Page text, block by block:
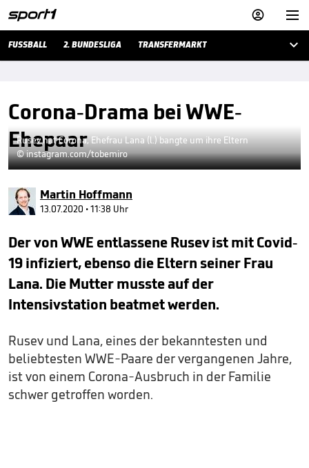


FUSSBALL 2. BUNDESLIGA TRANSFERMARKT 
Corona-Drama bei WWE-
Ehepaar
Rusev hat Corona, Ehefrau Lana (l.) bangte um ihre Eltern
© instagram.com/tobemiro
Martin Hoffmann
13.07.2020 • 11:38 Uhr
Der von WWE entlassene Rusev ist mit Covid-
19 infiziert, ebenso die Eltern seiner Frau
Lana. Die Mutter musste auf der
Intensivstation beatmet werden.
Rusev und Lana, eines der bekanntesten und
beliebtesten WWE-Paare der vergangenen Jahre,
ist von einem Corona-Ausbruch in der Familie
schwer getroffen worden.